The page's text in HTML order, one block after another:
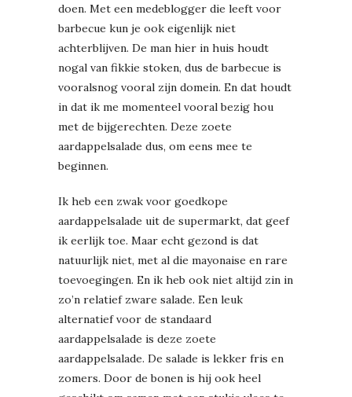
doen. Met een medeblogger die leeft voor
barbecue kun je ook eigenlijk niet
achterblijven. De man hier in huis houdt
nogal van fikkie stoken, dus de barbecue is
vooralsnog vooral zijn domein. En dat houdt
in dat ik me momenteel vooral bezig hou
met de bijgerechten. Deze zoete
aardappelsalade dus, om eens mee te
beginnen.
Ik heb een zwak voor goedkope
aardappelsalade uit de supermarkt, dat geef
ik eerlijk toe. Maar echt gezond is dat
natuurlijk niet, met al die mayonaise en rare
toevoegingen. En ik heb ook niet altijd zin in
zo’n relatief zware salade. Een leuk
alternatief voor de standaard
aardappelsalade is deze zoete
aardappelsalade. De salade is lekker fris en
zomers. Door de bonen is hij ook heel